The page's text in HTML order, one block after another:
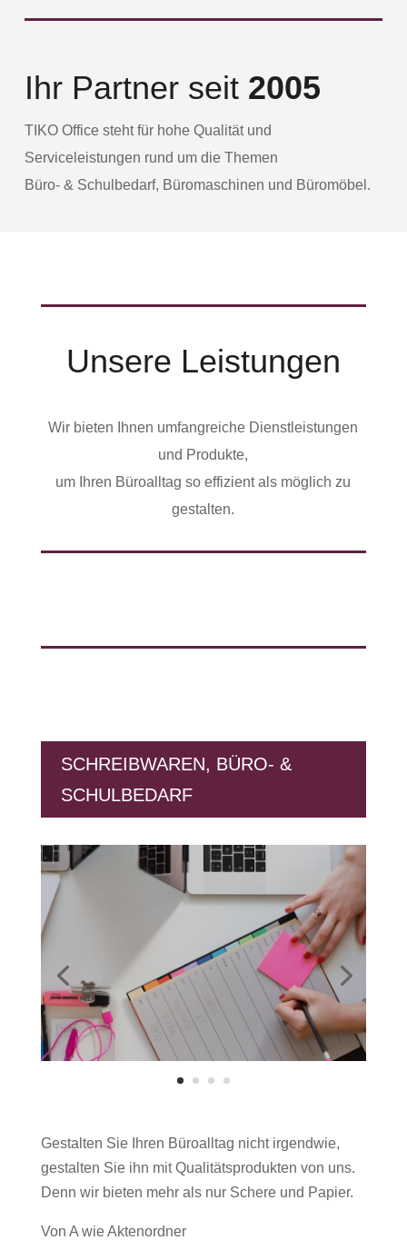
Ihr Partner seit 2005
TIKO Office steht für hohe Qualität und
Serviceleistungen rund um die Themen
Büro- & Schulbedarf, Büromaschinen und Büromöbel.
Unsere Leistungen
Wir bieten Ihnen umfangreiche Dienstleistungen
und Produkte,
um Ihren Büroalltag so effizient als möglich zu
gestalten.
SCHREIBWAREN, BÜRO- &
SCHULBEDARF
Gestalten Sie Ihren Büroalltag nicht irgendwie,
gestalten Sie ihn mit Qualitätsprodukten von uns.
Denn wir bieten mehr als nur Schere und Papier.
Von A wie Aktenordner